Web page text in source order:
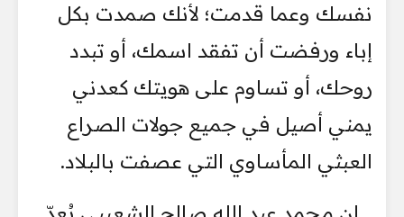
نفسك وعما قدمت؛ لأنك صمدت بكل
إباء ورفضت أن تفقد اسمك، أو تبدد
روحك، أو تساوم على هويتك كعدني
يمني أصيل في جميع جولات الصراع
العبثي المأساوي التي عصفت بالبلاد.